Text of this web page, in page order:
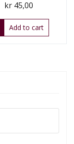
kr45,00
Add to cart